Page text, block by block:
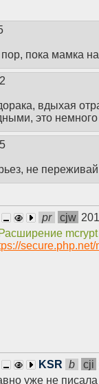
пока мамка
вдыхая
это
не
pr cjw
mcrypt
KSR b cji
уже не писала